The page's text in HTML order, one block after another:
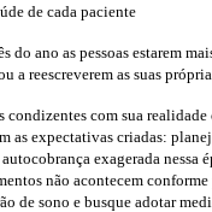
de cada paciente
do ano as pessoas estarem
a reescreverem as suas
condizentes com sua
as expectativas criadas:
exagerada nessa
não acontecem conforme
de sono e busque adotar